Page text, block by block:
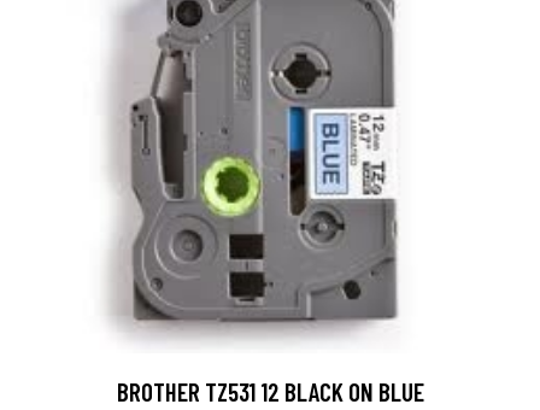
BROTHER TZ531 12 BLACK ON BLUE